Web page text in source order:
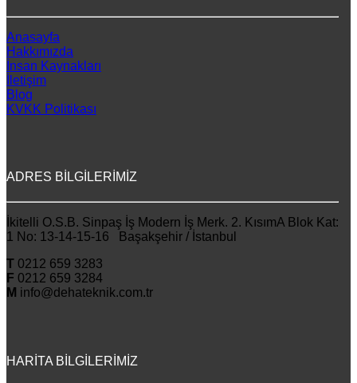
Anasayfa
Hakkımızda
İnsan Kaynakları
İletişim
Blog
KVKK Politikası
ADRES BİLGİLERİMİZ
İkitelli O.S.B. Sinpaş İş Modern İş Merk. 2. KısımA Blok Kat:
1 No: 13-14-15-16 Başakşehir / İstanbul
T 0212 659 3283
F 0212 659 3284
M info@dehateknik.com.tr
HARİTA BİLGİLERİMİZ